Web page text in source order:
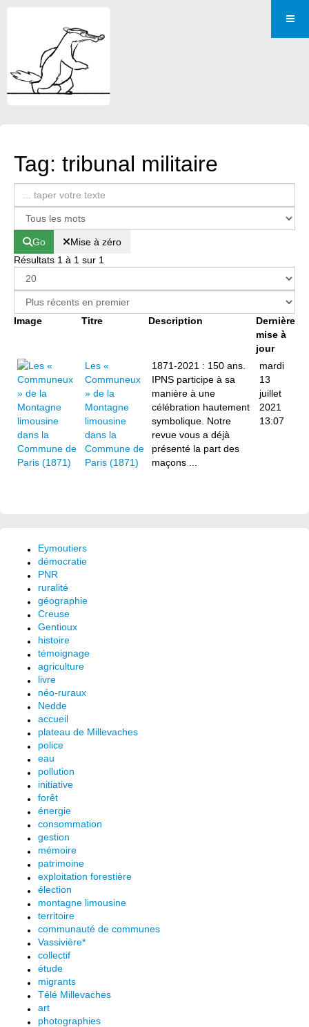
Tag: tribunal militaire
Go
Mise à zéro
Résultats 1 à 1 sur 1
Image Titre Description
Dernière
mise à
jour
Les «
Communeux
» de la
Montagne
limousine
dans la
Commune de
Paris (1871)
1871-2021 : 150 ans.
IPNS participe à sa
manière à une
célébration hautement
symbolique. Notre
revue vous a déjà
présenté la part des
maçons ...
mardi
13
juillet
2021
13:07
Eymoutiers
démocratie
PNR
ruralité
géographie
Creuse
Gentioux
histoire
témoignage
agriculture
livre
néo-ruraux
Nedde
accueil
plateau de Millevaches
police
eau
pollution
initiative
forêt
énergie
consommation
gestion
mémoire
patrimoine
exploitation forestière
élection
montagne limousine
territoire
communauté de communes
Vassivière*
collectif
étude
migrants
Télé Millevaches
art
photographies